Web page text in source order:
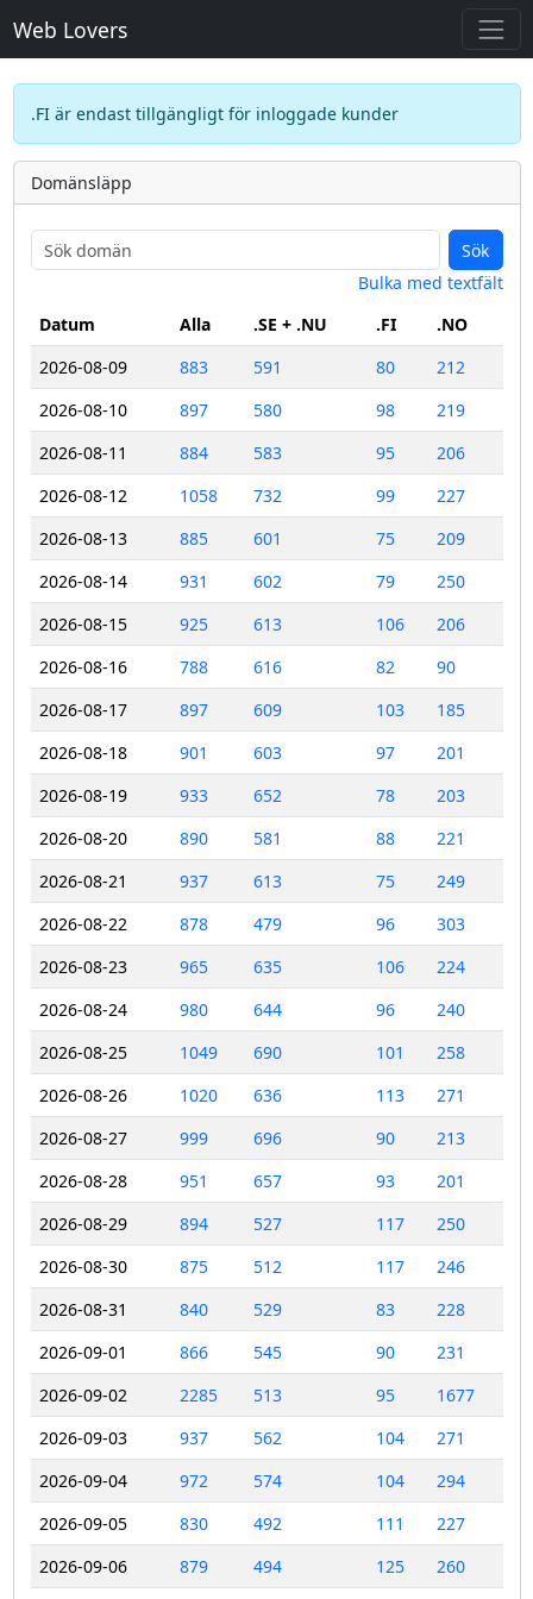
Web Lovers
.FI är endast tillgängligt för inloggade kunder
Domänsläpp
Sök
Bulka med textfält
Datum
Alla .SE + .NU .FI
.NO
2026-08-09
883 591 80
212
2026-08-10
897 580 98
219
2026-08-11
884 583 95
206
2026-08-12
1058 732 99
227
2026-08-13
885 601 75
209
2026-08-14
931 602 79
250
2026-08-15
925 613 106
206
2026-08-16
788 616 82
90
2026-08-17
897 609 103
185
2026-08-18
901 603 97
201
2026-08-19
933 652 78
203
2026-08-20
890 581 88
221
2026-08-21
937 613 75
249
2026-08-22
878 479 96
303
2026-08-23
965 635 106
224
2026-08-24
980 644 96
240
2026-08-25
1049 690 101
258
2026-08-26
1020 636 113
271
2026-08-27
999 696 90
213
2026-08-28
951 657 93
201
2026-08-29
894 527 117
250
2026-08-30
875 512 117
246
2026-08-31
840 529 83
228
2026-09-01
866 545 90
231
2026-09-02
2285 513 95
1677
2026-09-03
937 562 104
271
2026-09-04
972 574 104
294
2026-09-05
830 492 111
227
2026-09-06
879 494 125
260